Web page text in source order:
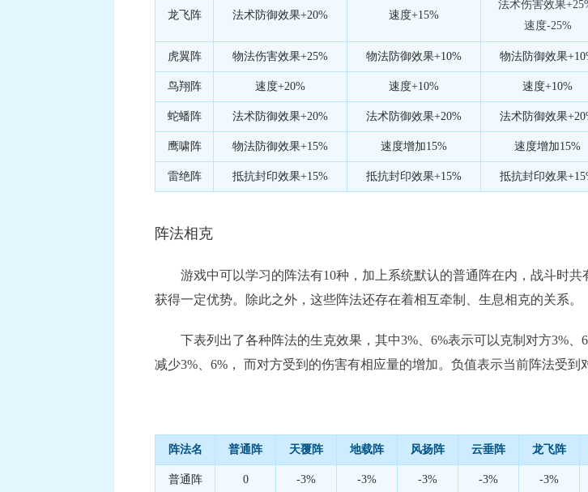
龙飞阵 法术防御效果+20% 速度+15%
法术伤害效果
速度-25%
虎翼阵 物法伤害效果+25% 物法防御效果+10% 物法防御效果
鸟翔阵 速度+20% 速度+10% 速度+10%
蛇蟠阵 法术防御效果+20% 法术防御效果+20% 法术防御效果
鹰啸阵 物法防御效果+15% 速度增加15% 速度增加15%
雷绝阵 抵抗封印效果+15% 抵抗封印效果+15% 抵抗封印效果
阵法相克
游戏中可以学习的阵法有10种，加上系统默认的普通阵在内，战斗时共
获得一定优势。除此之外，这些阵法还存在着相互牵制、生息相克的关系。
下表列出了各种阵法的生克效果，其中3%、6%表示可以克制对方3%、
减少3%、6%， 而对方受到的伤害有相应量的增加。负值表示当前阵法受到
阵法名 普通阵 天覆阵 地载阵 风扬阵 云垂阵 龙飞阵
普通阵 0 -3% -3% -3% -3% -3%